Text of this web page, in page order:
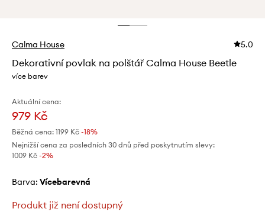
Calma House 5.0
Dekorativní povlak na polštář Calma House Beetle
více barev
Aktuální cena:
979 Kč
Běžná cena: 1199 Kč -18%
Nejnižší cena za posledních 30 dnů před poskytnutím slevy:
1009 Kč -2%
Barva: vícebarevná
Produkt již není dostupný